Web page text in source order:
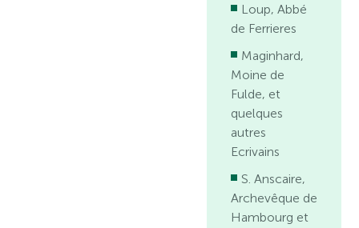
Loup, Abbé
de Ferrieres
Maginhard,
Moine de
Fulde, et
quelques
autres
Ecrivains
S. Anscaire,
Archevêque de
Hambourg et